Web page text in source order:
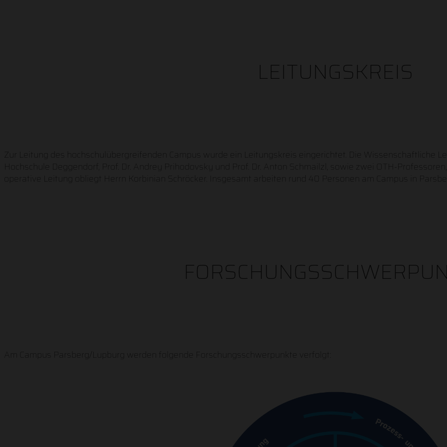
LEITUNGSKREIS
Zur Leitung des hochschulübergreifenden Campus wurde ein Leitungskreis eingerichtet. Die Wissenschaftliche
Hochschule Deggendorf, Prof. Dr. Andrey Prihodovsky und Prof. Dr. Anton Schmailzl, sowie zwei OTH-
operative Leitung obliegt Herrn Korbinian Schröcker. Insgesamt arbeiten rund 40 Personen am Campus in
Am Campus Parsberg/Lupburg werden folgende Forschungsschwerpunkte verfolgt: